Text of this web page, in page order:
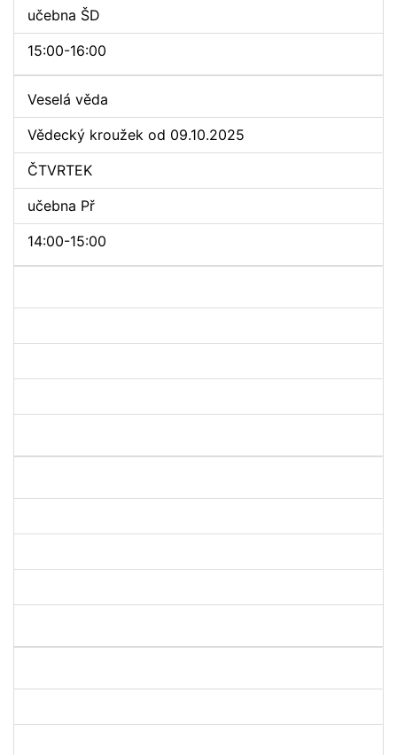
učebna ŠD
15:00-16:00
Veselá věda
Vědecký kroužek od 09.10.2025
ČTVRTEK
učebna Př
14:00-15:00